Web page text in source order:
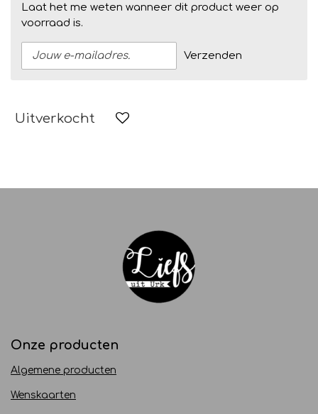
Laat het me weten wanneer dit product weer op
voorraad is.
Verzenden
Uitverkocht
Onze producten
Algemene producten
Wenskaarten